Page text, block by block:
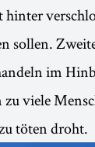
sollen.
im
viele
töten droht.